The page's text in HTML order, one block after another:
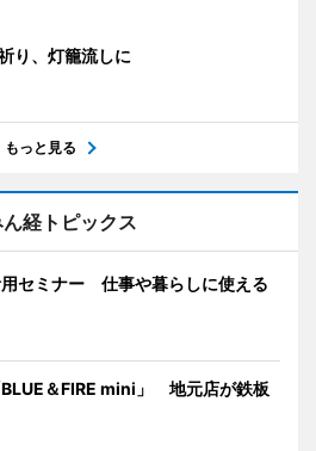
り、灯籠流しに
もっと見る
経トピックス
セミナー 仕事や暮らしに使える
＆FIRE mini」 地元店が鉄板